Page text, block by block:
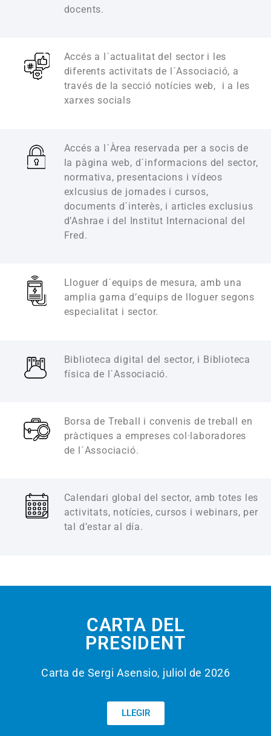
docents.
Accés a l´actualitat del sector i les
diferents activitats de l´Associació, a
través de la secció notícies web, i a les
xarxes socials
Accés a l´Àrea reservada per a socis de
la pàgina web, d´informacions del sector,
normativa, presentacions i vídeos
exlcusius de jornades i cursos,
documents d´interès, i articles exclusius
d’Ashrae i del Institut Internacional del
Fred.
Lloguer d´equips de mesura, amb una
amplia gama d’equips de lloguer segons
especialitat i sector.
Biblioteca digital del sector, i Biblioteca
física de l´Associació.
Borsa de Treball i convenis de treball en
pràctiques a empreses col·laboradores
de l´Associació.
Calendari global del sector, amb totes les
activitats, notícies, cursos i webinars, per
tal d’estar al día.
CARTA DEL
PRESIDENT
Carta de Sergi Asensio, juliol de 2026
LLEGIR